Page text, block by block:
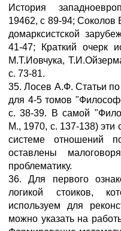
История
19462, с 89-94;
домарксистской
41-47; Краткий очерк
М.Т.Иовчука,
с. 73-81.
35. Лосев А.Ф. Статьи
для 4-5 томов
с. 38-39. В самой
М., 1970, с. 137-138) эти
системе отношений
оставлены
проблематику.
36. Для первого
логикой стоиков,
используем для
можно указать на